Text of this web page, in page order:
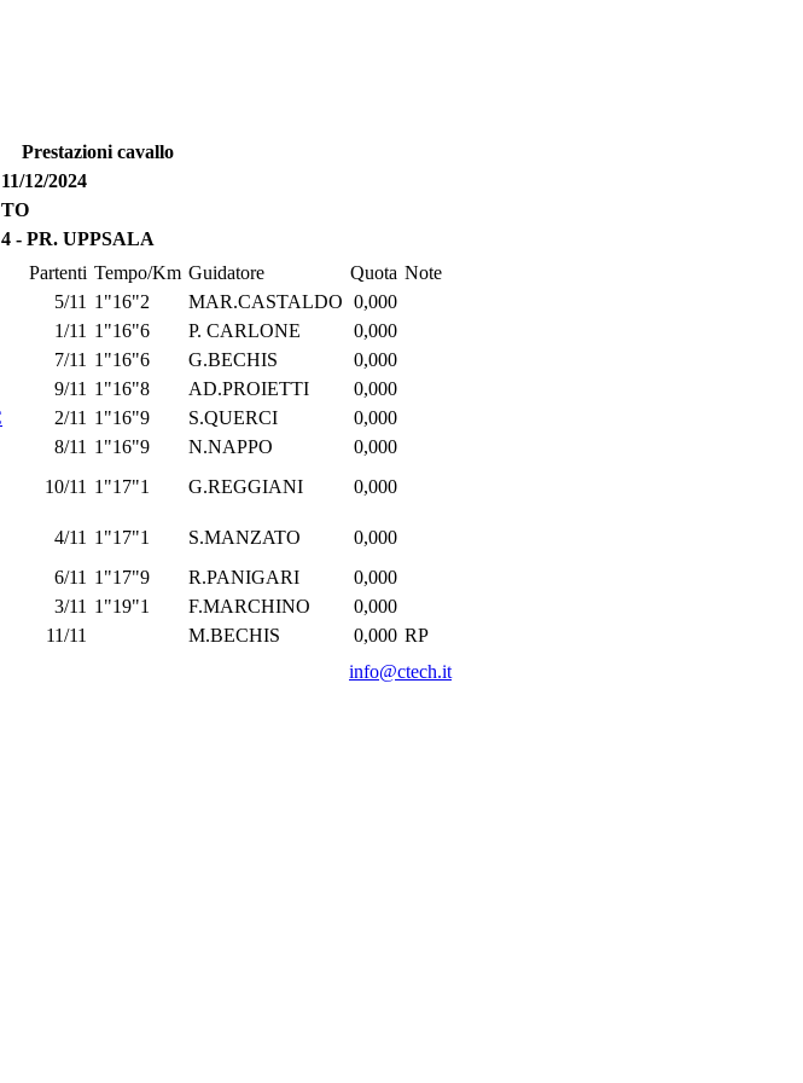
Prestazioni cavallo
11/12/2024
TO
4 - PR. UPPSALA
Partenti Tempo/Km Guidatore Quota Note
5/11 1"16"2 MAR.CASTALDO 0,000
1/11 1"16"6 P. CARLONE
0,000
7/11 1"16"6 G.BECHIS
0,000
9/11 1"16"8 AD.PROIETTI
0,000
2/11 1"16"9 S.QUERCI
0,000
8/11 1"16"9 N.NAPPO
0,000
10/11 1"17"1 G.REGGIANI 0,000
4/11 1"17"1 S.MANZATO
0,000
6/11 1"17"9 R.PANIGARI
0,000
3/11 1"19"1 F.MARCHINO
0,000
11/11 M.BECHIS 0,000 RP
info@ctech.it